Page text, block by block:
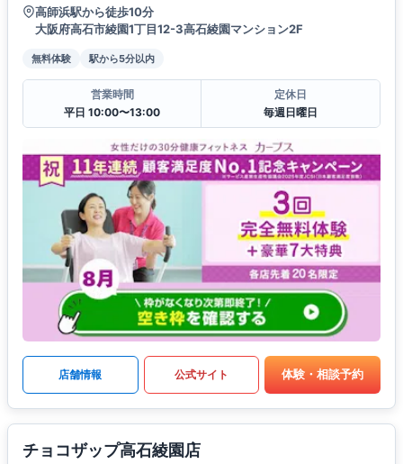
高師浜駅から徒歩10分
大阪府高石市綾園1丁目12-3高石綾園マンション2F
無料体験 駅から5分以内
営業時間
平日 10:00〜13:00
定休日
毎週日曜日
店舗情報 公式サイト 体験・相談予約
チョコザップ高石綾園店